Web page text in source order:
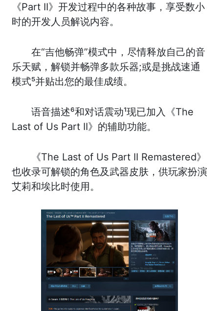
《Part II》开发过程中的各种故事，享受数小
时的开发人员解说内容。
在“吉他畅弹”模式中，尽情释放自己的音
乐天赋，解锁并畅弹多款乐器;或是挑战速通
模式⁵并贴出您的最佳成绩。
语音描述⁶和对话震动¹现已加入《The
Last of Us Part II》的辅助功能。
《The Last of Us Part II Remastered》
也收录可解锁的角色及武器皮肤，供玩家扮演
艾莉和埃比时使用。